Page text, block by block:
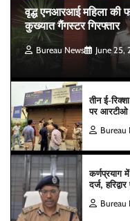
वृद्ध एनआरआई महिला की
कुख्यात गैंगस्टर गिरफ्तार
Bureau News June 25,
तीन ई-
पर आरटीओ
Bureau
कर्णप्रयाग
दर्ज,
Bureau